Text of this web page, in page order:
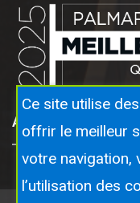
Autosecuritas
Ce site utilise
offrir le meilleur
votre navigation,
l’utilisation des